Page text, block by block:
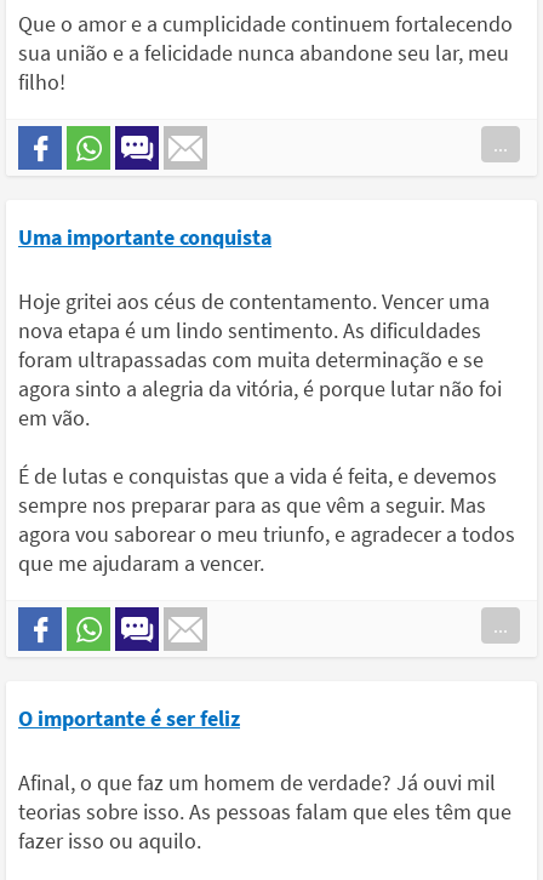
Que o amor e a cumplicidade continuem fortalecendo
sua união e a felicidade nunca abandone seu lar, meu
filho!
...
Uma importante conquista
Hoje gritei aos céus de contentamento. Vencer uma
nova etapa é um lindo sentimento. As dificuldades
foram ultrapassadas com muita determinação e se
agora sinto a alegria da vitória, é porque lutar não foi
em vão.
É de lutas e conquistas que a vida é feita, e devemos
sempre nos preparar para as que vêm a seguir. Mas
agora vou saborear o meu triunfo, e agradecer a todos
que me ajudaram a vencer.
...
O importante é ser feliz
Afinal, o que faz um homem de verdade? Já ouvi mil
teorias sobre isso. As pessoas falam que eles têm que
fazer isso ou aquilo.